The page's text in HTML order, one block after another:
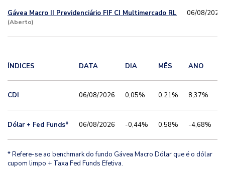
Gávea Macro II Previdenciário FIF CI Multimercado RL
(Aberto)
06/08/2026
ÍNDICES DATA DIA MÊS ANO
CDI 06/08/2026 0,05% 0,21% 8,37%
Dólar + Fed Funds* 06/08/2026 -0,44% 0,58% -4,68%
* Refere-se ao benchmark do fundo Gávea Macro Dólar que é o dólar
cupom limpo + Taxa Fed Funds Efetiva.